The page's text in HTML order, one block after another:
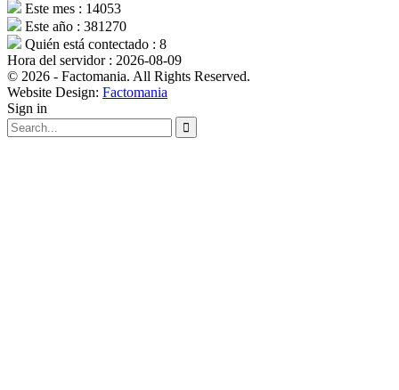
Este mes : 14053
Este año : 381270
Quién está contectado : 8
Hora del servidor : 2026-08-09
© 2026 - Factomania. All Rights Reserved.
Website Design: Factomania
Sign in